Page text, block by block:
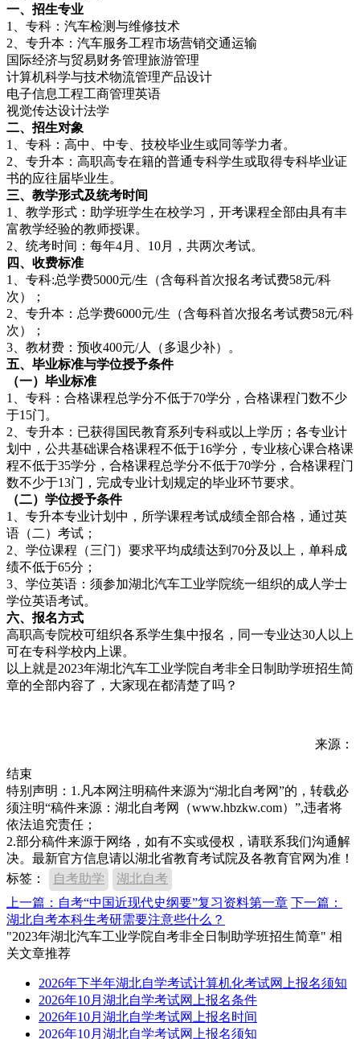
一、招生专业
1、专科：汽车检测与维修技术
2、专升本：汽车服务工程市场营销交通运输
国际经济与贸易财务管理旅游管理
计算机科学与技术物流管理产品设计
电子信息工程工商管理英语
视觉传达设计法学
二、 招生对象
1、专科：高中、中专、技校毕业生或同等学力者。
2、专升本：高职高专在籍的普通专科学生或取得专科毕业证
书的应往届毕业生。
三、教学形式及统考时间
1、教学形式：助学班学生在校学习，开考课程全部由具有丰
富教学经验的教师授课。
2、统考时间：每年4月、10月，共两次考试。
四、收费标准
1、专科:总学费5000元/生（含每科首次报名考试费58元/科
次）；
2、专升本：总学费6000元/生（含每科首次报名考试费58元/科
次）；
3、教材费：预收400元/人（多退少补）。
五、毕业标准与学位授予条件
（一） 毕业标准
1、专科：合格课程总学分不低于70学分，合格课程门数不少
于15门。
2、专升本：已获得国民教育系列专科或以上学历；各专业计
划中，公共基础课合格课程不低于16学分，专业核心课合格课
程不低于35学分，合格课程总学分不低于70学分，合格课程门
数不少于13门，完成专业计划规定的毕业环节要求。
（二）学位授予条件
1、专升本专业计划中，所学课程考试成绩全部合格，通过英
语（二）考试；
2、学位课程（三门）要求平均成绩达到70分及以上，单科成
绩不低于65分；
3、学位英语：须参加湖北汽车工业学院统一组织的成人学士
学位英语考试。
六、报名方式
高职高专院校可组织各系学生集中报名，同一专业达30人以上
可在专科学校内上课。
以上就是2023年湖北汽车工业学院自考非全日制助学班招生简
章的全部内容了，大家现在都清楚了吗？
来源：
结束
特别声明：1.凡本网注明稿件来源为“湖北自考网”的，转载必
须注明“稿件来源：湖北自考网（www.hbzkw.com）”,违者将
依法追究责任；
2.部分稿件来源于网络，如有不实或侵权，请联系我们沟通解
决。最新官方信息请以湖北省教育考试院及各教育官网为准！
标签：
自考助学
湖北自考
上一篇：自考“中国近现代史纲要”复习资料第一章 下一篇：
湖北自考本科生考研需要注意些什么？
"2023年湖北汽车工业学院自考非全日制助学班招生简章" 相
关文章推荐
2026年下半年湖北自学考试计算机化考试网上报名须知
2026年10月湖北自学考试网上报名条件
2026年10月湖北自学考试网上报名时间
2026年10月湖北自学考试网上报名须知